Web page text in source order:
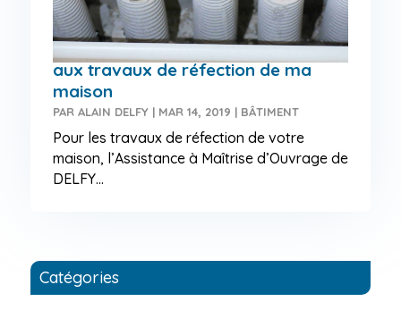
Qui pour une assistance technique
aux travaux de réfection de ma
maison
PAR ALAIN DELFY| MAR 14, 2019 | BÂTIMENT
Pour les travaux de réfection de votre
maison, l’Assistance à Maîtrise d’Ouvrage de
DELFY...
Catégories